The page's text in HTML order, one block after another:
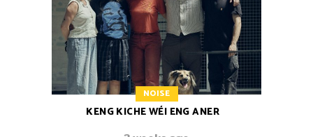
NOISE
KENG KICHE WÉI ENG ANER